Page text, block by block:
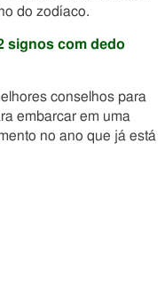
do zodíaco.
signos com dedo
conselhos para
embarcar em uma
no ano que já está